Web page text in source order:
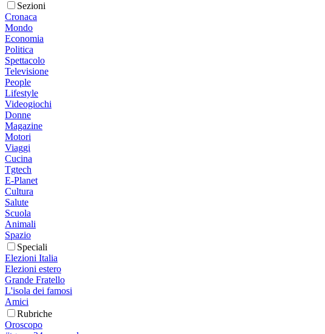
Sezioni
Cronaca
Mondo
Economia
Politica
Spettacolo
Televisione
People
Lifestyle
Videogiochi
Donne
Magazine
Motori
Viaggi
Cucina
Tgtech
E-Planet
Cultura
Salute
Scuola
Animali
Spazio
Speciali
Elezioni Italia
Elezioni estero
Grande Fratello
L'isola dei famosi
Amici
Rubriche
Oroscopo